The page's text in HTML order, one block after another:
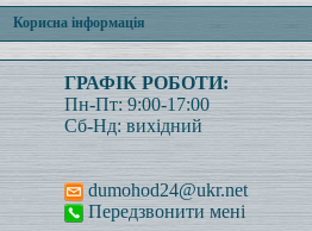
Корисна інформація
ГРАФІК РОБОТИ:
Пн-Пт: 9:00-17:00
Сб-Нд: вихідний
dumohod24@ukr.net
Передзвонити мені